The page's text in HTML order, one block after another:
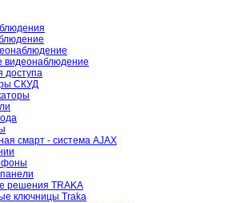
видеонаблюдение
доступа
СКУД
смарт - система AJAX
решения TRAKA
ключницы Traka